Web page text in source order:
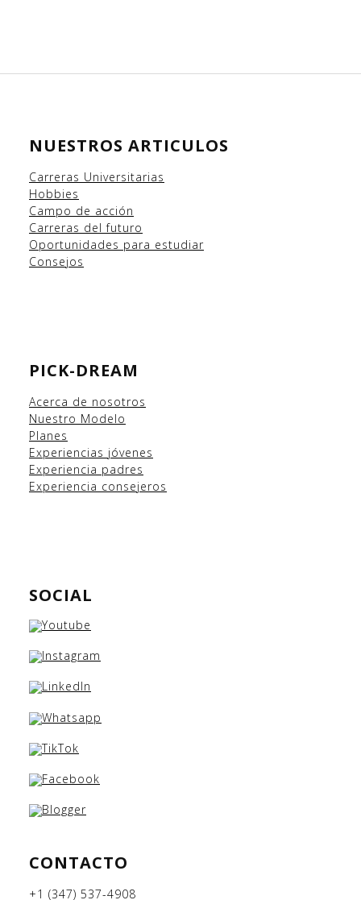
NUESTROS ARTICULOS
Carreras Universitarias
Hobbies
Campo de acción
Carreras del futuro
Oportunidades para estudiar
Consejos
PICK-DREAM
Acerca de nosotros
Nuestro Modelo
Planes
Experiencias jóvenes
Experiencia padres
Experiencia consejeros
SOCIAL
CONTACTO
+1 (347) 537-4908